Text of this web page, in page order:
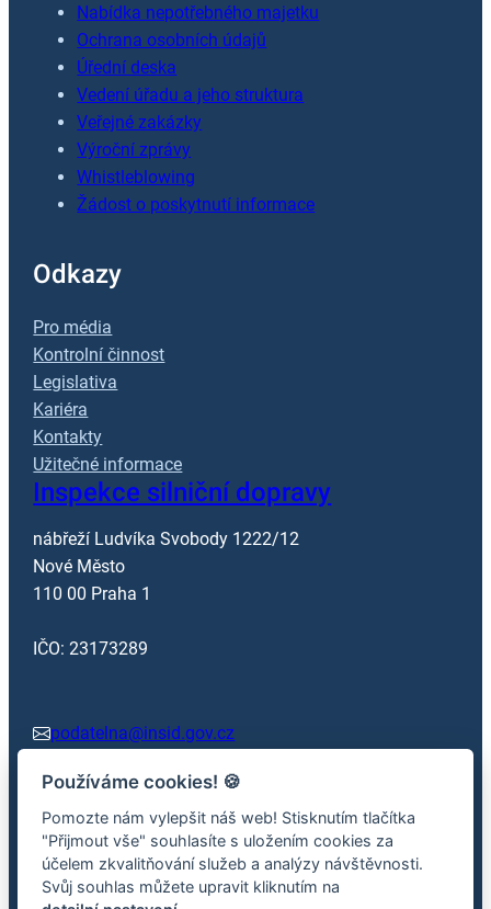
Nabídka nepotřebného majetku
Ochrana osobních údajů
Úřední deska
Vedení úřadu a jeho struktura
Veřejné zakázky
Výroční zprávy
Whistleblowing
Žádost o poskytnutí informace
Odkazy
Pro média
Kontrolní činnost
Legislativa
Kariéra
Kontakty
Užitečné informace
Inspekce silniční dopravy
nábřeží Ludvíka Svobody 1222/12
Nové Město
110 00 Praha 1
IČO: 23173289
podatelna@insid.gov.cz
+420 602 362 413
Facebook x.com
Používáme cookies! 🍪
Pomozte nám vylepšit náš web! Stisknutím tlačítka
"Přijmout vše" souhlasíte s uložením cookies za
účelem zkvalitňování služeb a analýzy návštěvnosti.
Svůj souhlas můžete upravit kliknutím na